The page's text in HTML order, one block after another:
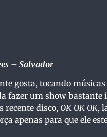
– Salvador
gosta, tocando
fazer um show bastante
recente disco, OK OK OK,
apenas para que ele